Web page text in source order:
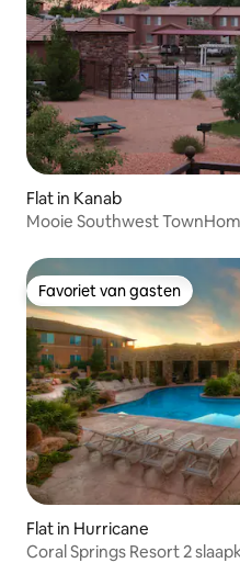
Flat in Kanab
Mooie Southwest
Favoriet van gasten
Favoriet van gasten
Flat in Hurricane
Coral Springs Resort 2